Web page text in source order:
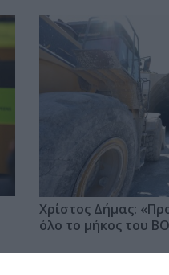
Χρίστος Δήμας:
όλο το μήκος του